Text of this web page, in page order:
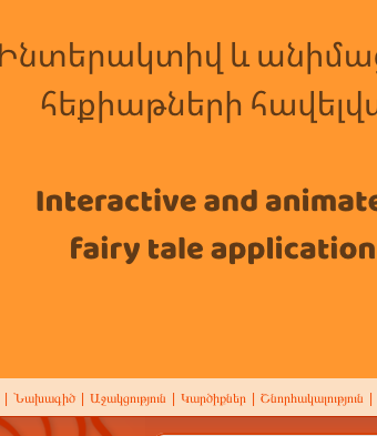
Նախագիծ Աջակցություն Կարծիքներ Շնորհակալություն